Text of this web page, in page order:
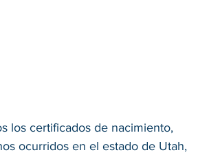
los certificados de nacimiento,
ocurridos en el estado de Utah,